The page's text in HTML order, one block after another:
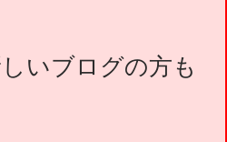
いブログの方も